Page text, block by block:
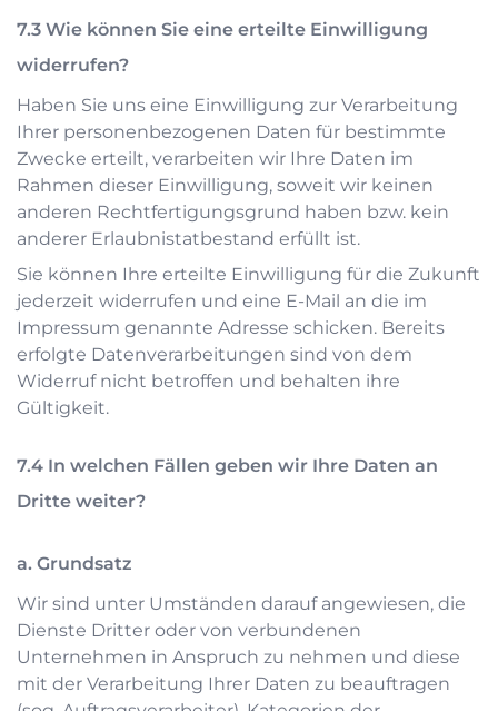
Wie können Sie eine erteilte Einwilligung
widerrufen?
Haben Sie uns eine Einwilligung zur Verarbeitung
Ihrer personenbezogenen Daten für bestimmte
Zwecke erteilt, verarbeiten wir Ihre Daten im
Rahmen dieser Einwilligung, soweit wir keinen
anderen Rechtfertigungsgrund haben bzw. kein
anderer Erlaubnistatbestand erfüllt ist.
Sie können Ihre erteilte Einwilligung für die Zukunft
jederzeit widerrufen und eine E-Mail an die im
Impressum genannte Adresse schicken. Bereits
erfolgte Datenverarbeitungen sind von dem
Widerruf nicht betroffen und behalten ihre
Gültigkeit.
In welchen Fällen geben wir Ihre Daten an
Dritte weiter?
a. Grundsatz
Wir sind unter Umständen darauf angewiesen, die
Dienste Dritter oder von verbundenen
Unternehmen in Anspruch zu nehmen und diese
mit der Verarbeitung Ihrer Daten zu beauftragen